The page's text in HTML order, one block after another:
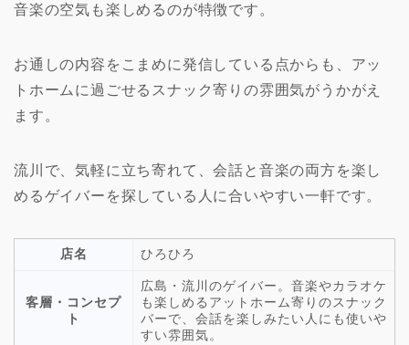
音楽の空気も楽しめるのが特徴です。
お通しの内容をこまめに発信している点からも、アッ
トホームに過ごせるスナック寄りの雰囲気がうかがえ
ます。
流川で、気軽に立ち寄れて、会話と音楽の両方を楽し
めるゲイバーを探している人に合いやすい一軒です。
店名 ひろひろ
客層・コンセプ
ト
広島・流川のゲイバー。音楽やカラオケ
も楽しめるアットホーム寄りのスナック
バーで、会話を楽しみたい人にも使いや
すい雰囲気。